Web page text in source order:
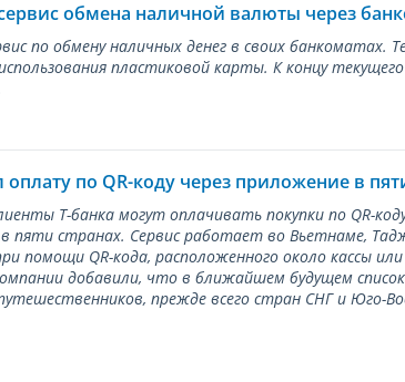
обмена наличной валюты через
по обмену наличных денег в своих
пластиковой карты. К концу
оплату по QR-коду через приложение в
Т-банка могут оплачивать покупки по QR-
пяти странах. Сервис работает во Вьетнаме,
помощи QR-кода, расположенного около кассы
добавили, что в ближайшем будущем
прежде всего стран СНГ и Юго-